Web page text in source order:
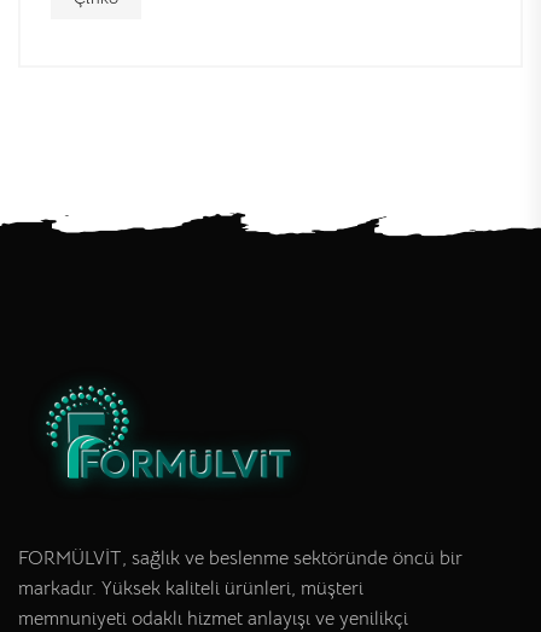
FORMÜLVİT, sağlık ve beslenme sektöründe öncü bir
markadır. Yüksek kaliteli ürünleri, müşteri
memnuniyeti odaklı hizmet anlayışı ve yenilikçi